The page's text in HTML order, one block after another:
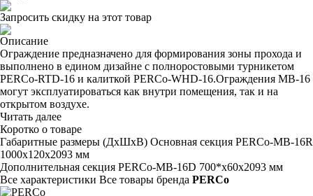
Запросить скидку на этот товар
Описание
Ограждение предназначено для формирования зоны прохода и
выполнено в едином дизайне с полноростовыми турникетом
PERCo-RTD-16 и калиткой PERCo-WHD-16.Ограждения MB-16
могут эксплуатироваться как внутри помещения, так и на
открытом воздухе.
Читать далее
Коротко о товаре
Габаритные размеры (ДхШхВ) Основная секция PERCo-MB-16R
1000х120х2093 мм
Дополнительная секция PERCo-MB-16D 700*х60x2093 мм
Все характеристики Все товары бренда PERCo